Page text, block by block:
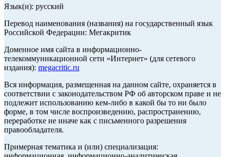
Язык(и): русский
Перевод наименования (названия) на государственный язык
Российской Федерации: Мегакритик
Доменное имя сайта в информационно-
телекоммуникационной сети «Интернет» (для сетевого
издания): megacritic.ru
Вся информация, размещенная на данном сайте, охраняется в
соответствии с законодательством РФ об авторском праве и не
подлежит использованию кем-либо в какой бы то ни было
форме, в том числе воспроизведению, распространению,
переработке не иначе как с письменного разрешения
правообладателя.
Примерная тематика и (или) специализация: